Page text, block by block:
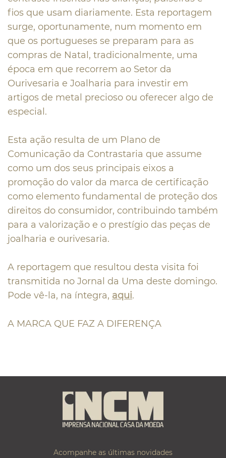
fios que usam diariamente. Esta reportagem
surge, oportunamente, num momento em
que os portugueses se preparam para as
compras de Natal, tradicionalmente, uma
época em que recorrem ao Setor da
Ourivesaria e Joalharia para investir em
artigos de metal precioso ou oferecer algo de
especial.
Esta ação resulta de um Plano de
Comunicação da Contrastaria que assume
como um dos seus principais eixos a
promoção do valor da marca de certificação
como elemento fundamental de proteção dos
direitos do consumidor, contribuindo também
para a valorização e o prestígio das peças de
joalharia e ourivesaria.
A reportagem que resultou desta visita foi
transmitida no Jornal da Uma deste domingo.
Pode vê-la, na íntegra, aqui.
A MARCA QUE FAZ A DIFERENÇA
Acompanhe as últimas novidades